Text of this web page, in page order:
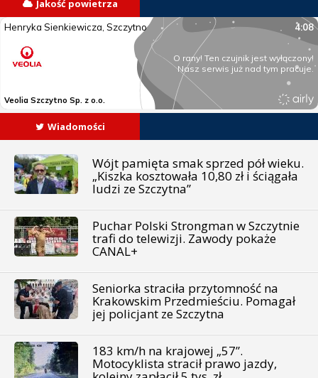
Jakość powietrza
Wiadomości
Wójt pamięta smak sprzed pół wieku.
„Kiszka kosztowała 10,80 zł i ściągała
ludzi ze Szczytna”
Puchar Polski Strongman w Szczytnie
trafi do telewizji. Zawody pokaże
CANAL+
Seniorka straciła przytomność na
Krakowskim Przedmieściu. Pomagał
jej policjant ze Szczytna
183 km/h na krajowej „57”.
Motocyklista stracił prawo jazdy,